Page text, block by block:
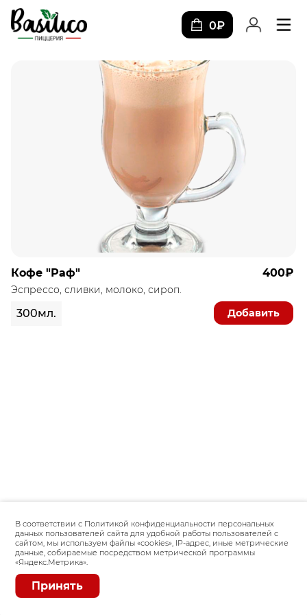
0₽
Кофе "Раф" 400₽
Эспрессо, сливки, молоко, сироп.
300мл. Добавить
В соответствии с Политикой конфиденциальности персональных
данных пользователей сайта для удобной работы пользователей с
сайтом, мы используем файлы «сookies», IP-адрес, иные метрические
данные, собираемые посредством метрической программы
«Яндекс.Метрика».
Принять